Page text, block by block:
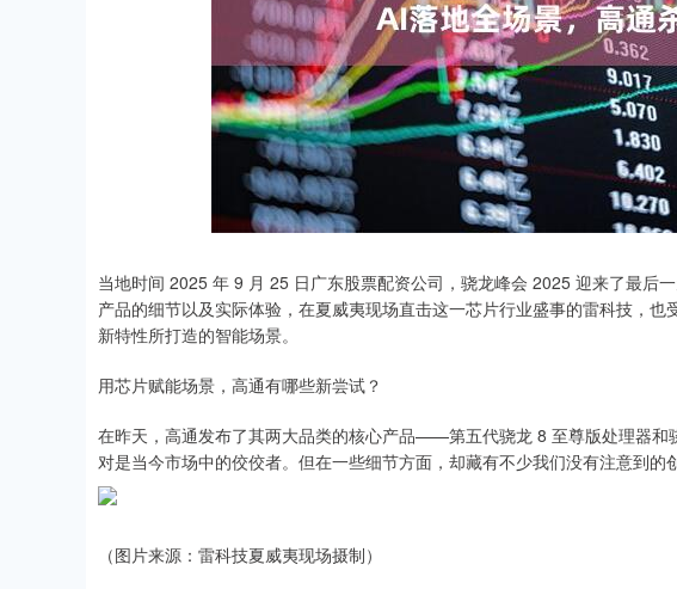
当地时间 2025 年 9 月 25 日广东股票配资公司，骁龙峰会 2025 迎来了最后
产品的细节以及实际体验，在夏威夷现场直击这一芯片行业盛事的雷科技，
新特性所打造的智能场景。
用芯片赋能场景，高通有哪些新尝试？
在昨天，高通发布了其两大品类的核心产品——第五代骁龙 8 至尊版处理器
对是当今市场中的佼佼者。但在一些细节方面，却藏有不少我们没有注意到的
（图片来源：雷科技夏威夷现场摄制）